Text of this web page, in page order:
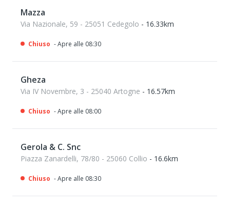
Mazza
Via Nazionale, 59 - 25051 Cedegolo - 16.33km
Chiuso - Apre alle 08:30
Gheza
Via IV Novembre, 3 - 25040 Artogne - 16.57km
Chiuso - Apre alle 08:00
Gerola & C. Snc
Piazza Zanardelli, 78/80 - 25060 Collio - 16.6km
Chiuso - Apre alle 08:30